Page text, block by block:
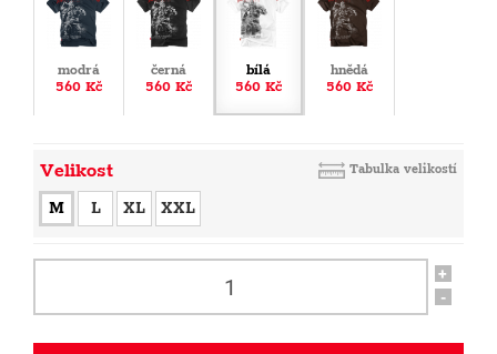
modrá
560 Kč
černá
560 Kč
bílá
560 Kč
hnědá
560 Kč
Velikost Tabulka velikostí
M L XL XXL
+
-